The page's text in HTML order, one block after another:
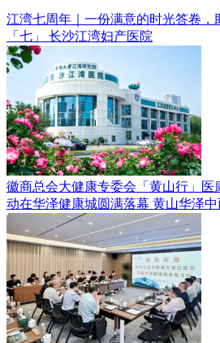
江湾七周年｜一份满意的时光答卷，
「七」 长沙江湾妇产医院
徽商总会大健康专委会「黄山行」医
动在华泽健康城圆满落幕 黄山华泽